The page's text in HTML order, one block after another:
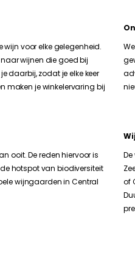
wijn voor elke gelegenheid.
naar wijnen die goed bij
daarbij, zodat je elke keer
maken je winkelervaring bij
ooit. De reden hiervoor is
hotspot van biodiversiteit
wijngaarden in Central
of